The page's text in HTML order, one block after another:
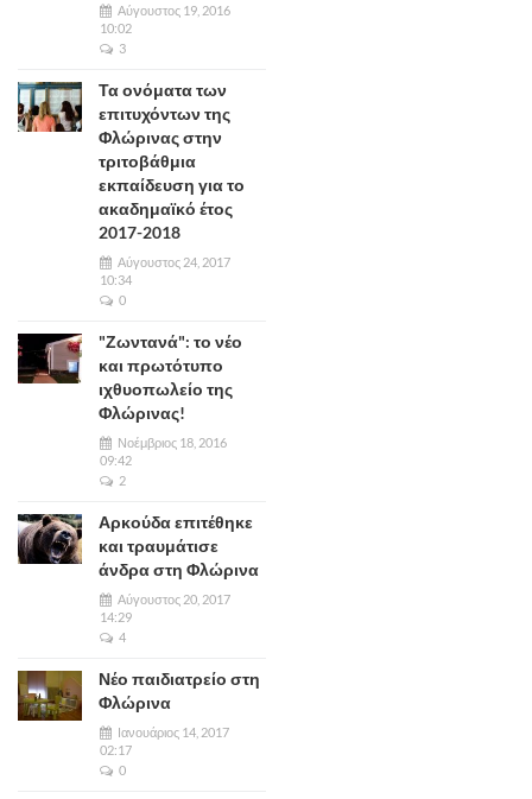
Αύγουστος 19, 2016
10:02
3
Τα ονόματα των
επιτυχόντων της
Φλώρινας στην
τριτοβάθμια
εκπαίδευση για το
ακαδημαϊκό έτος
2017-2018
Αύγουστος 24, 2017
10:34
0
"Ζωντανά": το νέο
και πρωτότυπο
ιχθυοπωλείο της
Φλώρινας!
Νοέμβριος 18, 2016
09:42
2
Αρκούδα επιτέθηκε
και τραυμάτισε
άνδρα στη Φλώρινα
Αύγουστος 20, 2017
14:29
4
Νέο παιδιατρείο στη
Φλώρινα
Ιανουάριος 14, 2017
02:17
0